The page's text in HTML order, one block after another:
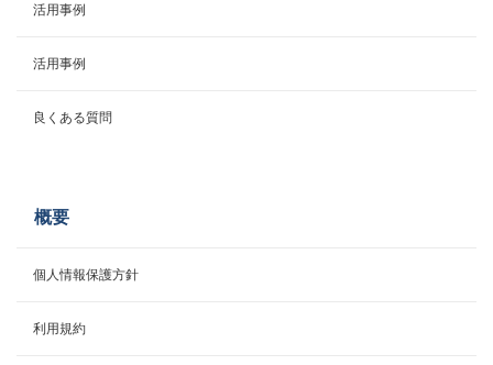
活用事例
活用事例
良くある質問
概要
個人情報保護方針
利用規約